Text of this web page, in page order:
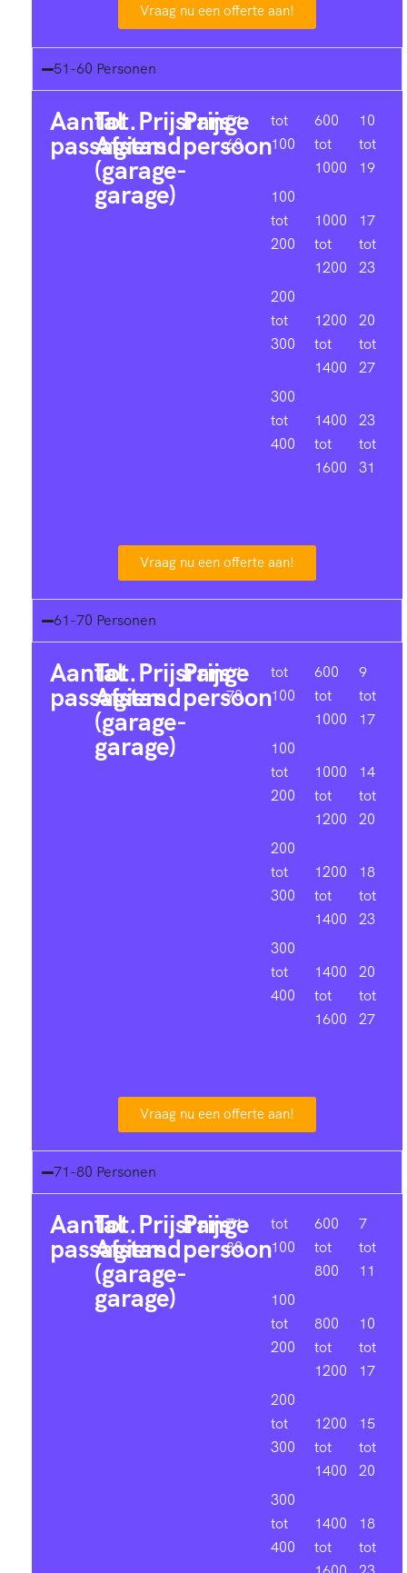
Vraag nu een offerte aan!
51-60 Personen
Aantal
passagiers
Tot.
Afstand
(garage-
garage)
Prijsrange
Prijs
persoon
51-
60
tot
100
100
tot
200
200
tot
300
300
tot
400
600
tot
1000
1000
tot
1200
1200
tot
1400
1400
tot
1600
10
tot
19
17
tot
23
20
tot
27
23
tot
31
Vraag nu een offerte aan!
61-70 Personen
Aantal
passagiers
Tot.
Afstand
(garage-
garage)
Prijsrange
Prijs
persoon
61-
70
tot
100
100
tot
200
200
tot
300
300
tot
400
600
tot
1000
1000
tot
1200
1200
tot
1400
1400
tot
1600
9
tot
17
14
tot
20
18
tot
23
20
tot
27
Vraag nu een offerte aan!
71-80 Personen
Aantal
passagiers
Tot.
Afstand
(garage-
garage)
Prijsrange
Prijs
persoon
71-
80
tot
100
100
tot
200
200
tot
300
300
tot
400
600
tot
800
800
tot
1200
1200
tot
1400
1400
tot
7
tot
11
10
tot
17
15
tot
20
18
tot